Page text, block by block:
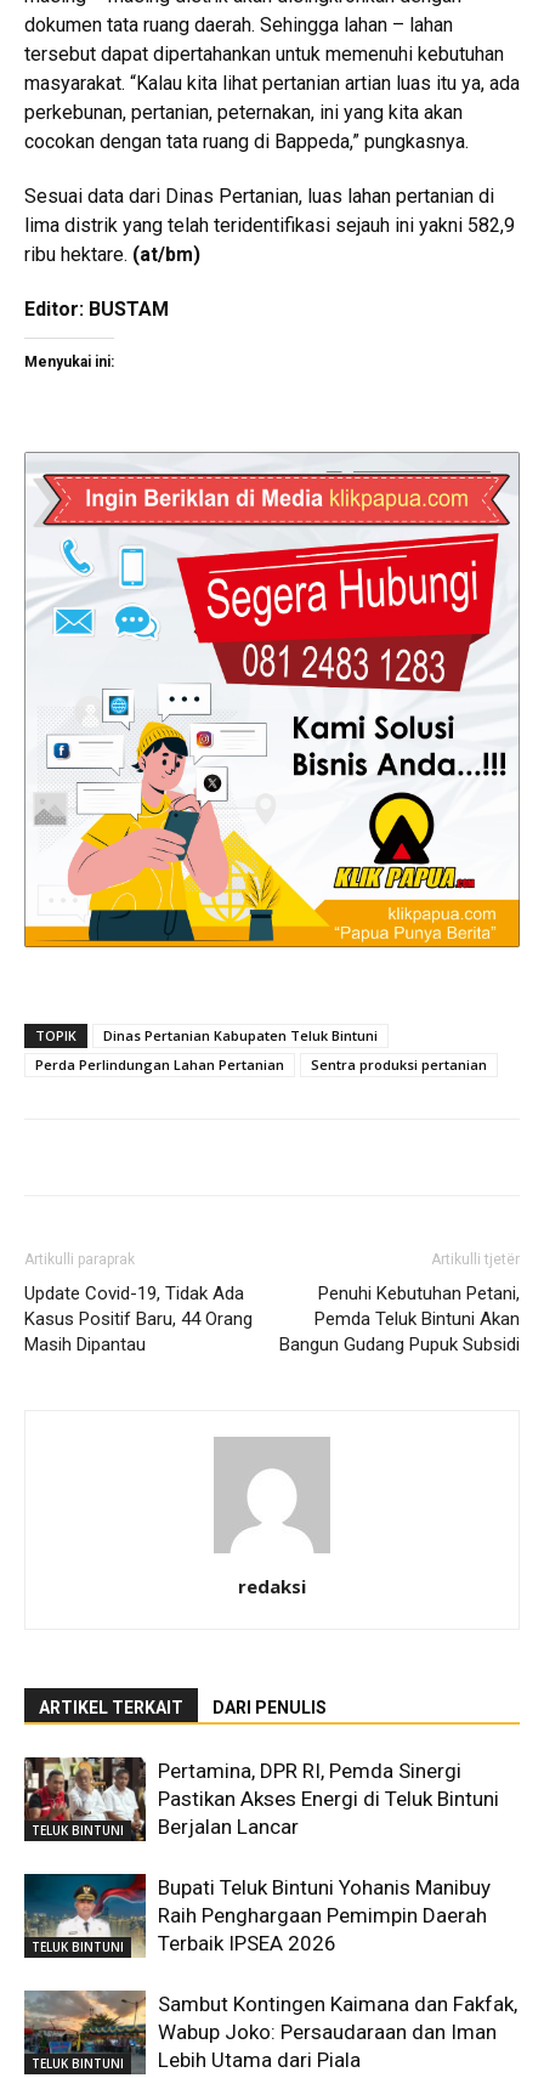
dokumen tata ruang daerah. Sehingga lahan – lahan
tersebut dapat dipertahankan untuk memenuhi kebutuhan
masyarakat. “Kalau kita lihat pertanian artian luas itu ya, ada
perkebunan, pertanian, peternakan, ini yang kita akan
cocokan dengan tata ruang di Bappeda,” pungkasnya.
Sesuai data dari Dinas Pertanian, luas lahan pertanian di
lima distrik yang telah teridentifikasi sejauh ini yakni 582,9
ribu hektare. (at/bm)
Editor: BUSTAM
Menyukai ini:
TOPIK
Dinas Pertanian Kabupaten Teluk Bintuni
Perda Perlindungan Lahan Pertanian
Sentra produksi pertanian
Artikulli paraprak
Update Covid-19, Tidak Ada
Kasus Positif Baru, 44 Orang
Masih Dipantau
Artikulli tjetër
Penuhi Kebutuhan Petani,
Pemda Teluk Bintuni Akan
Bangun Gudang Pupuk Subsidi
redaksi
ARTIKEL TERKAIT DARI PENULIS
TELUK BINTUNI
Pertamina, DPR RI, Pemda Sinergi
Pastikan Akses Energi di Teluk Bintuni
Berjalan Lancar
TELUK BINTUNI
Bupati Teluk Bintuni Yohanis Manibuy
Raih Penghargaan Pemimpin Daerah
Terbaik IPSEA 2026
TELUK BINTUNI
Sambut Kontingen Kaimana dan Fakfak,
Wabup Joko: Persaudaraan dan Iman
Lebih Utama dari Piala